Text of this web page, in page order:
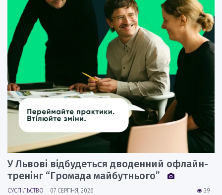
У Львові відбудеться дводенний офлайн-
тренінг “Громада майбутнього”
39
СУСПІЛЬСТВО 07 СЕРПНЯ, 2026